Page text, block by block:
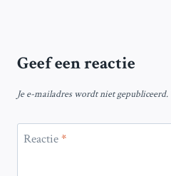
Geef een reactie
Je e-mailadres wordt niet gepubliceerd.
Reactie*